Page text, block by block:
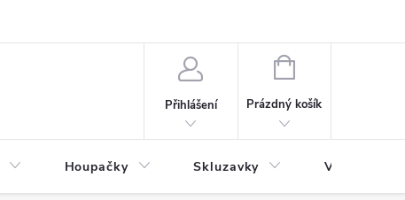
Přihlášení
NÁKUPNÍ
Prázdný košík
Houpačky Skluzavky Veřejná